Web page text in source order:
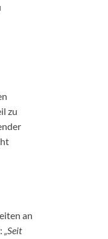
zu
an
„Seit